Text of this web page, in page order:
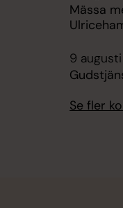
Mässa
9
Se fler